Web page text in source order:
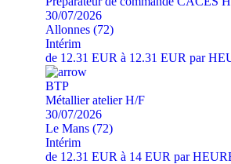
30/07/2026
Allonnes (72)
Intérim
de 12.31 EUR à 12.31 EUR par
BTP
Métallier atelier H/F
30/07/2026
Le Mans (72)
Intérim
de 12.31 EUR à 14 EUR par